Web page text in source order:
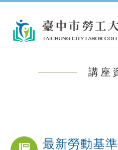
講座
最新勞動基